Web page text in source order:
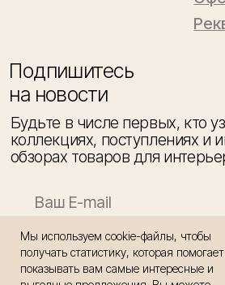
Мы используем cookie-файлы, чтобы
получать статистику, которая помогает
показывать вам самые интересные и